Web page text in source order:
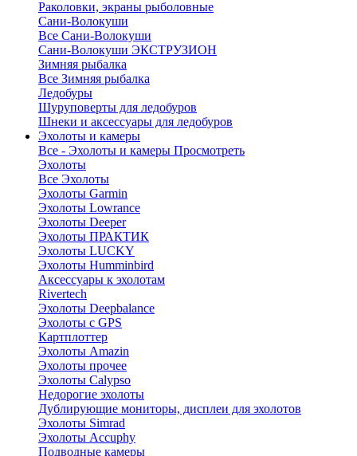
Раколовки, экраны рыболовные
Сани-Волокуши
Все Сани-Волокуши
Сани-Волокуши ЭКСТРУЗИОН
Зимняя рыбалка
Все Зимняя рыбалка
Ледобуры
Шуруповерты для ледобуров
Шнеки и аксессуары для ледобуров
Эхолоты и камеры
Все - Эхолоты и камеры Просмотреть
Эхолоты
Все Эхолоты
Эхолоты Garmin
Эхолоты Lowrance
Эхолоты Deeper
Эхолоты ПРАКТИК
Эхолоты LUCKY
Эхолоты Humminbird
Аксессуары к эхолотам
Rivertech
Эхолоты Deepbalance
Эхолоты с GPS
Картплоттер
Эхолоты Amazin
Эхолоты прочее
Эхолоты Calypso
Недорогие эхолоты
Дублирующие мониторы, дисплеи для эхолотов
Эхолоты Simrad
Эхолоты Accuphy
Подводные камеры